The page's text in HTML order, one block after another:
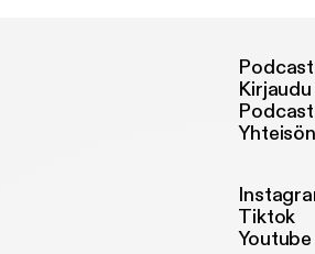
Tiktok
Youtube